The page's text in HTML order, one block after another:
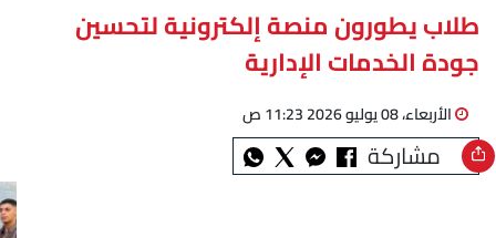
طلاب يطورون منصة إلكترونية لتحسين
جودة الخدمات الإدارية
الأربعاء، 08 يوليو 2026 11:23 ص
مشاركة